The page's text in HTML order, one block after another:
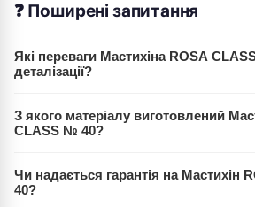
❓ Поширені запитання
Які переваги Мастихіна ROSA
деталізації?
міні, що дозволяє дуже точно
високу деталізацію.
З якого матеріалу виготовлений
CLASS № 40?
забезпечують його довговічність та
Чи надається гарантія на Мастихін
40?